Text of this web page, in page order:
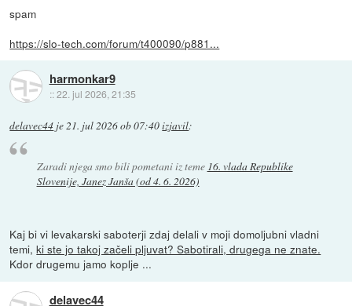
spam
https://slo-tech.com/forum/t400090/p881...
harmonkar9
::22. jul 2026, 21:35
delavec44 je21. jul 2026 ob 07:40izjavil:
Zaradi njega smo bili pometani iz teme 16. vlada Republike
Slovenije, Janez Janša (od 4. 6. 2026)
Kaj bi vi levakarski saboterji zdaj delali v moji domoljubni vladni
temi,ki ste jo takoj začeli pljuvat? Sabotirali, drugega ne znate.
Kdor drugemu jamo koplje ...
delavec44